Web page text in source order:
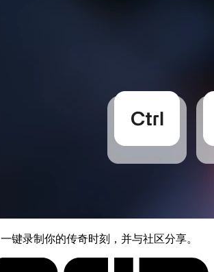
一键录制你的传奇时刻，并与社区分享。